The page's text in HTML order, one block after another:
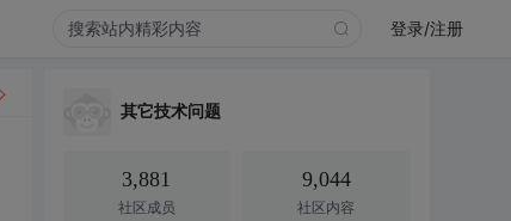
登录/注册
其它技术问题
3,881
社区成员
9,044
社区内容